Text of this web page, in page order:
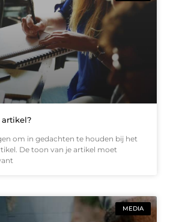
om in gedachten te houden bij het
De toon van je artikel moet
MEDIA